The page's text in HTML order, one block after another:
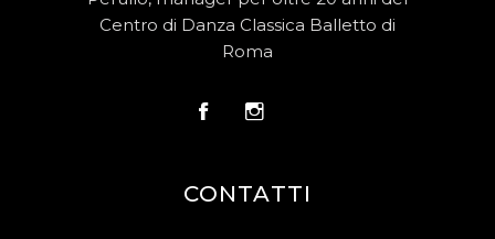
Centro di Danza Classica Balletto di
Roma
CONTATTI